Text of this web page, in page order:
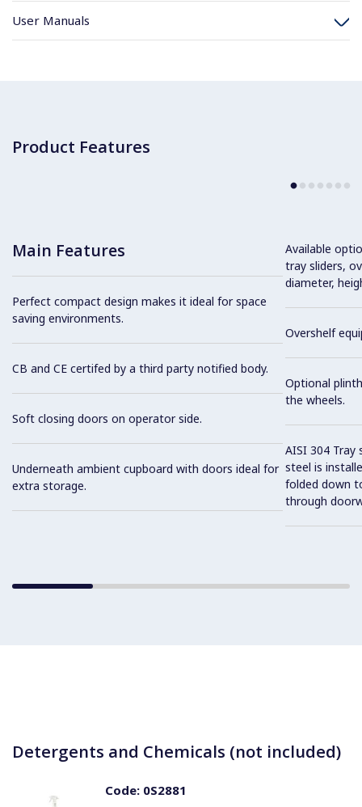
User Manuals
Product Features
Main Features
Perfect compact design makes it ideal for space
saving environments.
CB and CE certifed by a third party notified body.
Soft closing doors on operator side.
Underneath ambient cupboard with doors ideal for
extra storage.
Available
tray sliders,
diameter,
Overshelf
Optional
the wheels.
AISI 304 Tray
steel is
folded down
through
Detergents and Chemicals (not included)
Code:0S2881